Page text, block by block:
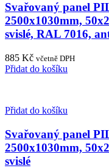
Svařovaný panel
2500x1030mm,
svislé, RAL 7016,
885 Kč včetně DPH
Přidat do košíku
Přidat do košíku
Svařovaný panel
2500x1030mm,
svislé